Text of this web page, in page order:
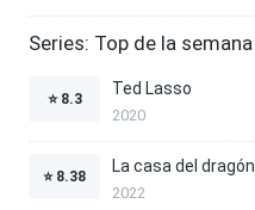
Series: Top de la semana
⭐ 8.3
Ted Lasso
2020
⭐ 8.38
La casa del dragón
2022